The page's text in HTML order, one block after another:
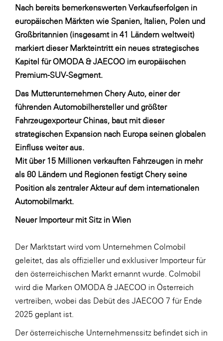
Bauvereinigungen
Getzner Werkstoffe
Heimat Österreich
ikp
Johnson & Johnson
JELD-WEN DANA
LAT Nitrogen
Libro
Die Menü-Manufaktur
MTH Retail Group
OMV
PAGRO
PHH Rechtsanwält:innen
Salesforce
sebamed
Nach bereits bemerkenswerten Verkaufserfolgen in
europäischen Märkten wie Spanien, Italien, Polen und
Großbritannien (insgesamt in 41 Ländern weltweit)
markiert dieser Markteintritt ein neues strategisches
Kapitel für OMODA & JAECOO im europäischen
Premium-SUV-Segment.
Das Mutterunternehmen Chery Auto, einer der
führenden Automobilhersteller und größter
Fahrzeugexporteur Chinas, baut mit dieser
strategischen Expansion nach Europa seinen globalen
Einfluss weiter aus.
Mit über 15 Millionen verkauften Fahrzeugen in mehr
als 80 Ländern und Regionen festigt Chery seine
Position als zentraler Akteur auf dem internationalen
Automobilmarkt.
Neuer Importeur mit Sitz in Wien
Der Marktstart wird vom Unternehmen Colmobil
geleitet, das als offizieller und exklusiver Importeur für
den österreichischen Markt ernannt wurde. Colmobil
wird die Marken OMODA & JAECOO in Österreich
vertreiben, wobei das Debüt des JAECOO 7 für Ende
2025 geplant ist.
Der österreichische Unternehmenssitz befindet sich in